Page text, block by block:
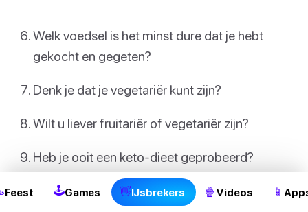
Welk voedsel is het minst dure dat je hebt
gekocht en gegeten?
Denk je dat je vegetariër kunt zijn?
Wilt u liever fruitariër of vegetariër zijn?
Heb je ooit een keto-dieet geprobeerd?
Hoeveel is uw gebruikelijke dagelijkse calorie-
Feest 🕹Games 👋IJsbrekers 🍿 Videos 📱